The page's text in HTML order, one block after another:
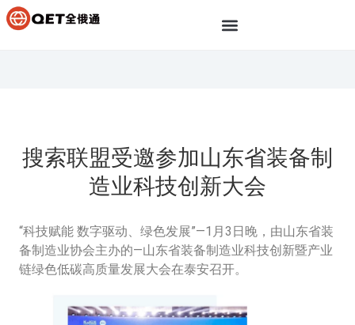
搜索联盟受邀参加山东省装备制
造业科技创新大会
“科技赋能 数字驱动、绿色发展”—1月3日晚，由山东省装
备制造业协会主办的—山东省装备制造业科技创新暨产业
链绿色低碳高质量发展大会在泰安召开。